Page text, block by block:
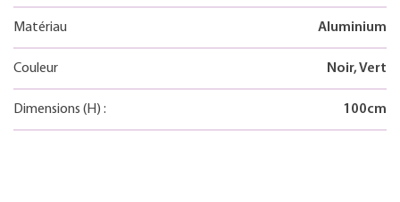
Matériau Aluminium
Couleur Noir, Vert
Dimensions (H) : 100cm